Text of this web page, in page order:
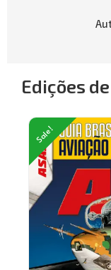
Edições
Sale!